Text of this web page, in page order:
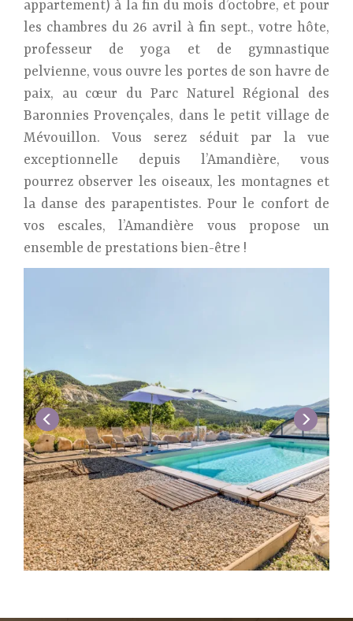
appartement) à la fin du mois d’octobre, et pour
les chambres du 26 avril à fin sept., votre hôte,
professeur de yoga et de gymnastique
pelvienne, vous ouvre les portes de son havre de
paix, au cœur du Parc Naturel Régional des
Baronnies Provençales, dans le petit village de
Mévouillon. Vous serez séduit par la vue
exceptionnelle depuis l’Amandière, vous
pourrez observer les oiseaux, les montagnes et
la danse des parapentistes. Pour le confort de
vos escales, l’Amandière vous propose un
ensemble de prestations bien-être !